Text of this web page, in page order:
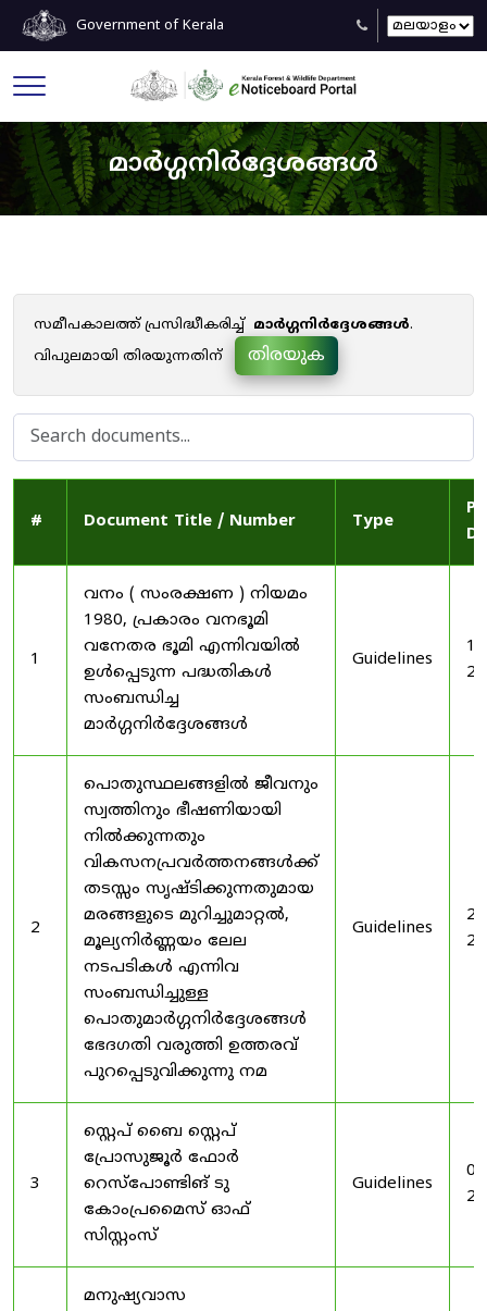
Government of Kerala
മാർഗ്ഗനിർദ്ദേശങ്ങൾ
സമീപകാലത്ത് പ്രസിദ്ധീകരിച്ച് മാർഗ്ഗനിർദ്ദേശങ്ങൾ.
വിപുലമായി തിരയുന്നതിന്
തിരയുക
# Document Title / Number Type
1
വനം ( സംരക്ഷണ ) നിയമം
1980, പ്രകാരം വനഭൂമി
വനേതര ഭൂമി എന്നിവയിൽ
ഉൾപ്പെടുന്ന പദ്ധതികൾ
സംബന്ധിച്ച
മാർഗ്ഗനിർദ്ദേശങ്ങൾ
Guidelines
2
പൊതുസ്ഥലങ്ങളിൽ ജീവനും
സ്വത്തിനും ഭീഷണിയായി
നിൽക്കുന്നതും
വികസനപ്രവർത്തനങ്ങൾക്ക്
തടസ്സം സൃഷ്ടിക്കുന്നതുമായ
മരങ്ങളുടെ മുറിച്ചുമാറ്റൽ,
മൂല്യനിർണ്ണയം ലേല
നടപടികൾ എന്നിവ
സംബന്ധിച്ചുള്ള
പൊതുമാർഗ്ഗനിർദ്ദേശങ്ങൾ
ഭേദഗതി വരുത്തി ഉത്തരവ്
പുറപ്പെടുവിക്കുന്നു നമ
Guidelines
3
സ്റ്റെപ് ബൈ സ്റ്റെപ്
പ്രോസുജൂർ ഫോർ
റെസ്‌പോണ്ടിങ് ടു
കോംപ്രമൈസ് ഓഫ്
സിസ്റ്റംസ്
Guidelines
മനുഷ്യവാസ